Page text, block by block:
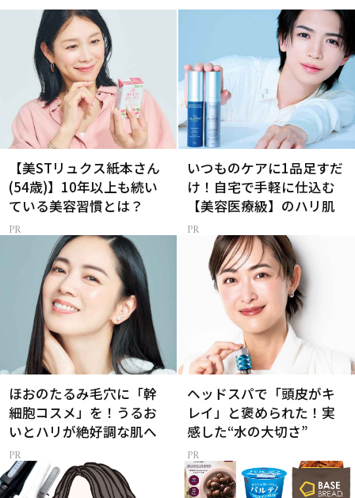
【美STリュクス紙本さん
(54歳)】10年以上も続い
ている美容習慣とは？
いつものケアに1品足すだ
け！自宅で手軽に仕込む
【美容医療級】のハリ肌
ほおのたるみ毛穴に「幹
細胞コスメ」を！うるお
いとハリが絶好調な肌へ
ヘッドスパで「頭皮がキ
レイ」と褒められた！実
感した“水の大切さ”